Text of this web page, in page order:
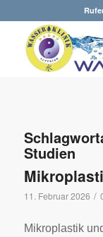
Studien
11. Februar 2026 /
Mikroplastik